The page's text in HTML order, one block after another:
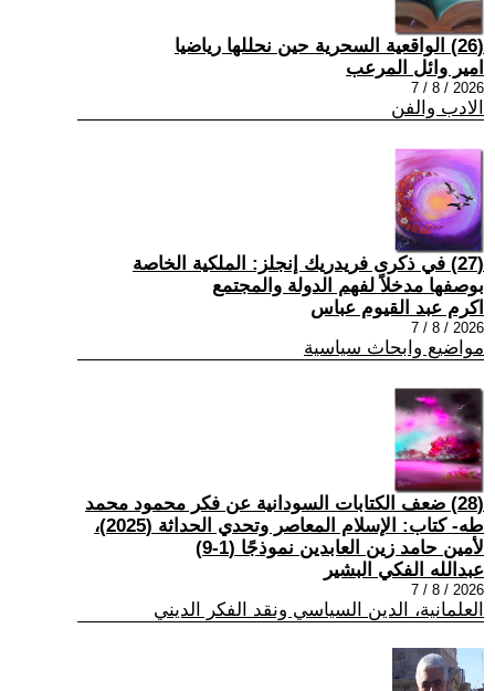
(26) الواقعية السحرية حين نحللها رياضيا
امير وائل المرعب
2026 / 8 / 7
الادب والفن
(27) في ذكرى فريدريك إنجلز: الملكية الخاصة
بوصفها مدخلاً لفهم الدولة والمجتمع
اكرم عبد القيوم عباس
2026 / 8 / 7
مواضيع وابحاث سياسية
(28) ضعف الكتابات السودانية عن فكر محمود محمد
طه- كتاب: الإسلام المعاصر وتحدي الحداثة (2025)،
لأمين حامد زين العابدين نموذجًا (1-9)
عبدالله الفكي البشير
2026 / 8 / 7
العلمانية، الدين السياسي ونقد الفكر الديني